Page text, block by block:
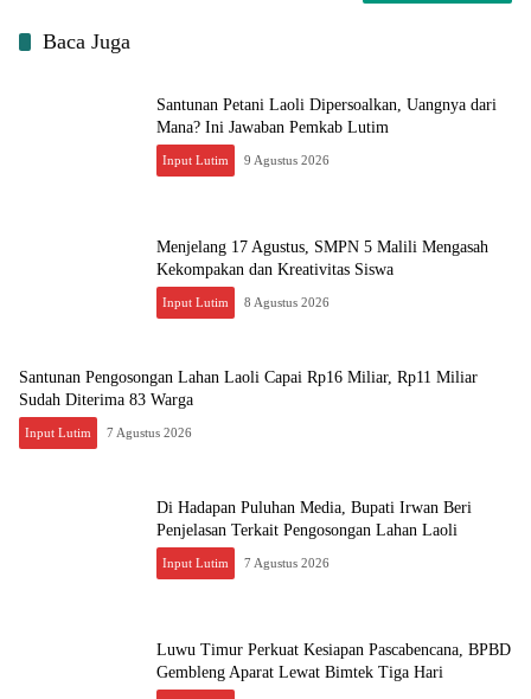
Baca Juga
Santunan Petani Laoli Dipersoalkan, Uangnya dari
Mana? Ini Jawaban Pemkab Lutim
Input Lutim 9 Agustus 2026
Menjelang 17 Agustus, SMPN 5 Malili Mengasah
Kekompakan dan Kreativitas Siswa
Input Lutim 8 Agustus 2026
Santunan Pengosongan Lahan Laoli Capai Rp16 Miliar, Rp11 Miliar
Sudah Diterima 83 Warga
Input Lutim 7 Agustus 2026
Di Hadapan Puluhan Media, Bupati Irwan Beri
Penjelasan Terkait Pengosongan Lahan Laoli
Input Lutim 7 Agustus 2026
Luwu Timur Perkuat Kesiapan Pascabencana, BPBD
Gembleng Aparat Lewat Bimtek Tiga Hari